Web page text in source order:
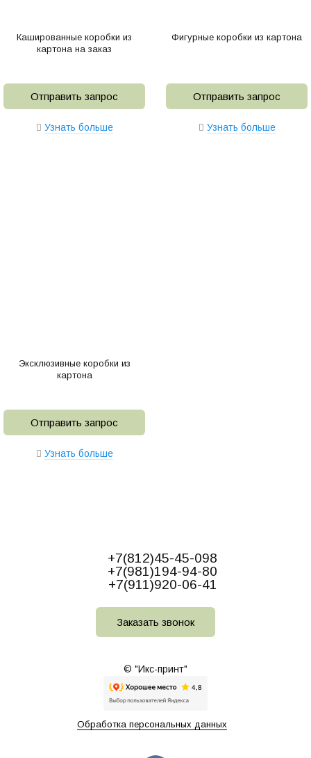
Кашированные коробки из
картона на заказ
Отправить запрос
Узнать больше
Фигурные коробки из картона
Отправить запрос
Узнать больше
Эксклюзивные коробки из
картона
Отправить запрос
Узнать больше
+7(812)45-45-098
+7(981)194-94-80
+7(911)920-06-41
Заказать звонок
© "Икс-принт"
Обработка персональных данных